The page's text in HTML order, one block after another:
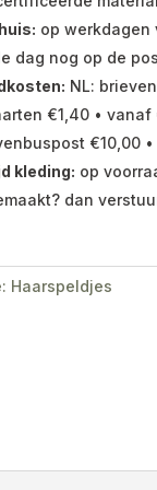
op werkdagen
dag nog op de
NL:
€1,40 •
€10,00
kleding: op
dan
Haarspeldjes